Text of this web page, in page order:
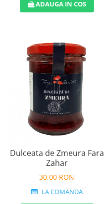
ADAUGA IN COS
Dulceata de Zmeura Fara
Zahar
30,00 RON
LA COMANDA